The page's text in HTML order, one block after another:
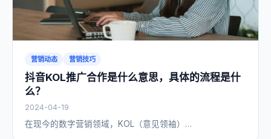
营销动态 营销技巧
抖音KOL推广合作是什么意思，具体的流程是什
么？
2024-04-19
在现今的数字营销领域，KOL（意见领袖）…